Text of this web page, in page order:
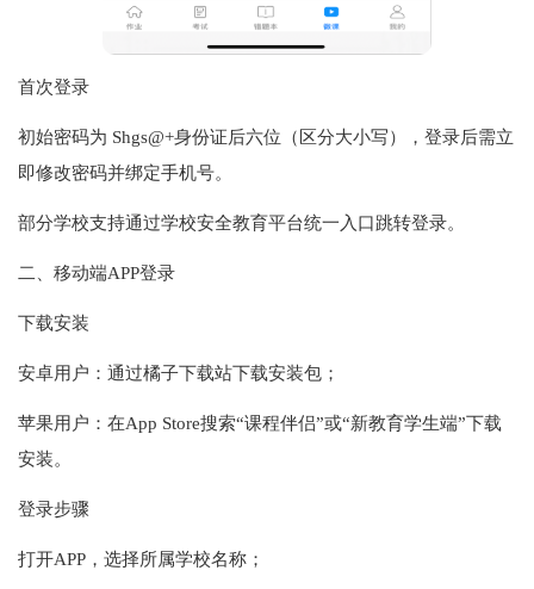
首次登录‌
初始密码为 Shgs@+身份证后六位（区分大小写），登录后需立
即修改密码并绑定手机号‌。
部分学校支持通过‌学校安全教育平台‌统一入口跳转登录‌。
二、移动端APP登录‌
下载安装‌
安卓用户‌：通过橘子下载站下载安装包；
苹果用户‌：在App Store搜索“‌课程伴侣‌”或“‌新教育学生端‌”下载
安装‌。
登录步骤‌
打开APP，选择所属学校名称；